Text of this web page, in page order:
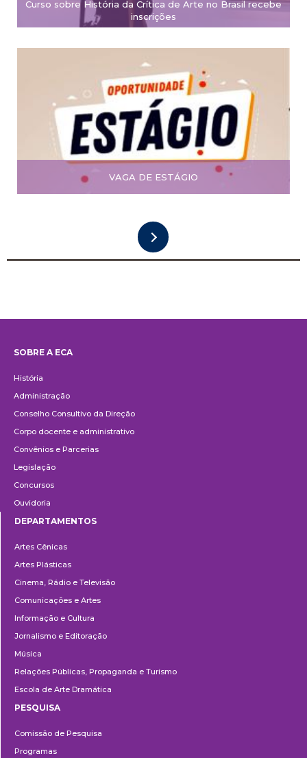
Curso sobre História da Crítica de Arte no Brasil recebe
inscrições
VAGA DE ESTÁGIO
SOBRE A ECA
História
Administração
Conselho Consultivo da Direção
Corpo docente e administrativo
Convênios e Parcerias
Legislação
Concursos
Ouvidoria
DEPARTAMENTOS
Artes Cênicas
Artes Plásticas
Cinema, Rádio e Televisão
Comunicações e Artes
Informação e Cultura
Jornalismo e Editoração
Música
Relações Públicas, Propaganda e Turismo
Escola de Arte Dramática
PESQUISA
Comissão de Pesquisa
Programas